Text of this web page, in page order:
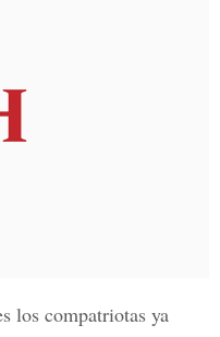
los compatriotas ya